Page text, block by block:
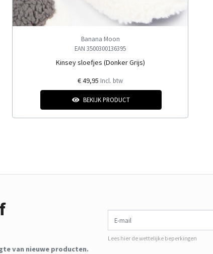
Banana Moon
EAN 3500300136395
Kinsey sloefjes (Donker Grijs)
€ 49,95 Incl. btw
BEKIJK PRODUCT
van nieuwe producten.
E-mail
Lees hier de wettelijke beperkingen